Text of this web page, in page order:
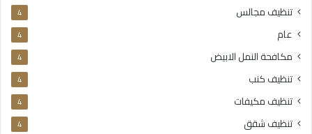
تنظيف مجالس 4
عام 4
مكافحة النمل الابيض 4
تنظيف كنب 4
تنظيف مكيفات 4
تنظيف شقق 4